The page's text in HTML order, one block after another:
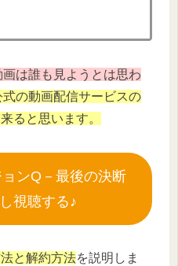
画は誰も見ようとは思わ
式の動画配信サービスの
ると思います。
ンQ－最後の決断
視聴する♪
と解約方法を説明しま